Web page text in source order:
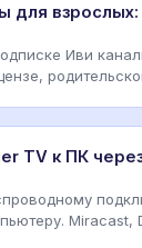
для
Иви
TV к ПК
Miracast,